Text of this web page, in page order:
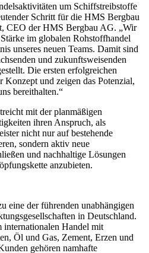
um Schiffstreibstoffe
Schritt für die HMS Bergbau
CEO der HMS Bergbau AG. „Wir
im globalen Rohstoffhandel
unseres neuen Teams. Damit sind
und zukunftsweisenden
Die ersten erfolgreichen
Konzept und zeigen das Potenzial,
bereithalten.“
mit der planmäßigen
ihren Anspruch, als
nicht nur auf bestehende
sondern aktiv neue
und nachhaltige Lösungen
anzubieten.
eine der führenden unabhängigen
in Deutschland.
Handel mit
Öl und Gas, Zement, Erzen und
gehören namhafte